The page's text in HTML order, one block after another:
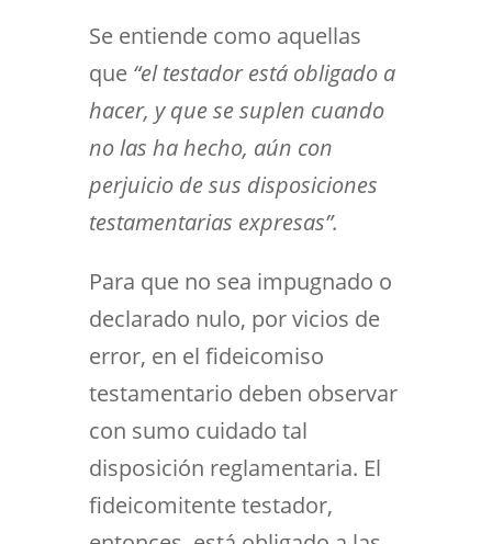
Se entiende como aquellas
que “el testador está obligado a
hacer, y que se suplen cuando
no las ha hecho, aún con
perjuicio de sus disposiciones
testamentarias expresas”.
Para que no sea impugnado o
declarado nulo, por vicios de
error, en el fideicomiso
testamentario deben observar
con sumo cuidado tal
disposición reglamentaria. El
fideicomitente testador,